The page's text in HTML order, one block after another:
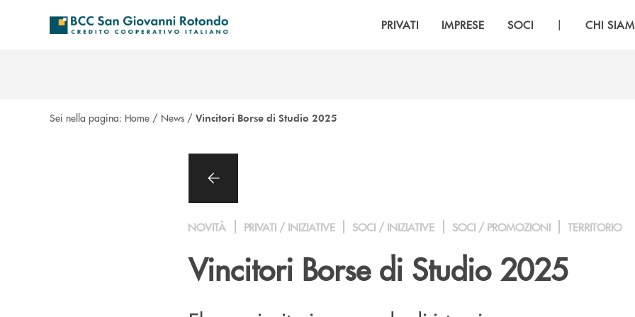
PRIVATI IMPRESE SOCI | CHI
Sei nella pagina: Home / News / Vincitori Borse di Studio 2025
NOVITÀ PRIVATI / INIZIATIVE SOCI / INIZIATIVE SOCI / PROMOZIONI TERRITORIO
Vincitori Borse di Studio 2025